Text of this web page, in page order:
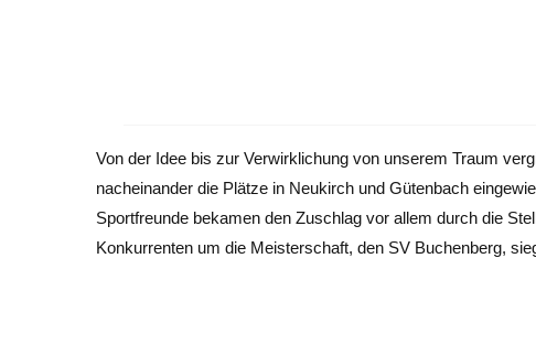
Von der Idee bis zur Verwirklichung von unserem Traum
nacheinander die Plätze in Neukirch und Gütenbach
Sportfreunde bekamen den Zuschlag vor allem durch die
Konkurrenten um die Meisterschaft, den SV Buchenberg,